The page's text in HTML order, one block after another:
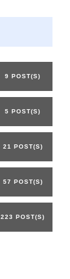
9 POST(S)
5 POST(S)
21 POST(S)
57 POST(S)
223 POST(S)